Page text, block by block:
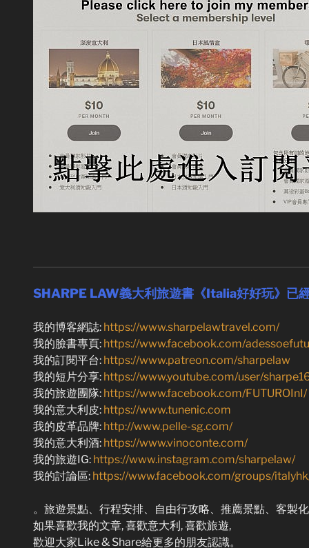
SHARPE LAW義大利旅遊書《Italia好好玩》已
我的博客網誌: https://www.sharpelawtravel.com/
我的臉書專頁: https://www.facebook.com/
我的訂閱平台: https://www.patreon.com/sharpelaw
我的短片分享: https://www.youtube.com/user/
我的旅遊團隊: https://www.facebook.com/FUTUROInI/
我的意大利皮: https://www.tunenic.com
我的皮革品牌: http://www.pelle-sg.com/
我的意大利酒: https://www.vinoconte.com/
我的旅遊IG: https://www.instagram.com/sharpelaw/
我的討論區: https://www.facebook.com/groups/
。旅遊景點、行程安排、自由行攻略、推薦景點、客製
如果喜歡我的文章, 喜歡意大利, 喜歡旅遊,
歡迎大家Like & Share給更多的朋友認識。